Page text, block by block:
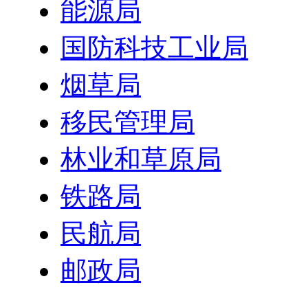
能源局
国防科技工业局
烟草局
移民管理局
林业和草原局
铁路局
民航局
邮政局